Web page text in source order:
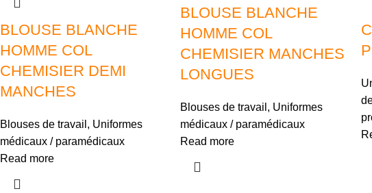
BLOUSE BLANCHE
HOMME COL
CHEMISIER DEMI
MANCHES
Blouses de travail , Uniformes
médicaux / paramédicaux
Read more
BLOUSE BLANCHE
HOMME COL
CHEMISIER MANCHES
LONGUES
Blouses de travail , Uniformes
médicaux / paramédicaux
Read more